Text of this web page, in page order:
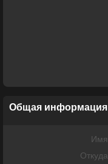
Общая информация
Имя
Откуда